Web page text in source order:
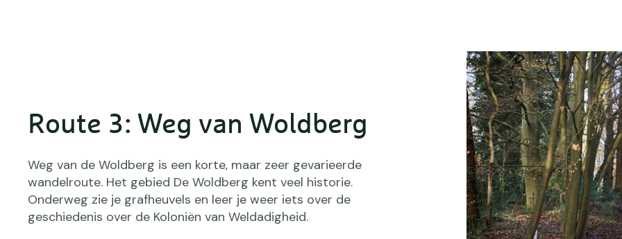
Route 3: Weg van Woldberg
Weg van de Woldberg is een korte, maar zeer gevarieerde
wandelroute. Het gebied De Woldberg kent veel historie.
Onderweg zie je grafheuvels en leer je weer iets over de
geschiedenis over de Koloniën van Weldadigheid.